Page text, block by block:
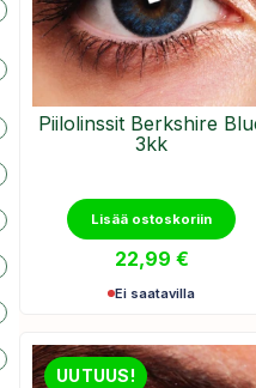
Piilolinssit Berkshire
3kk
Lisää ostoskoriin
22,99 €
Ei saatavilla
UUTUUS!